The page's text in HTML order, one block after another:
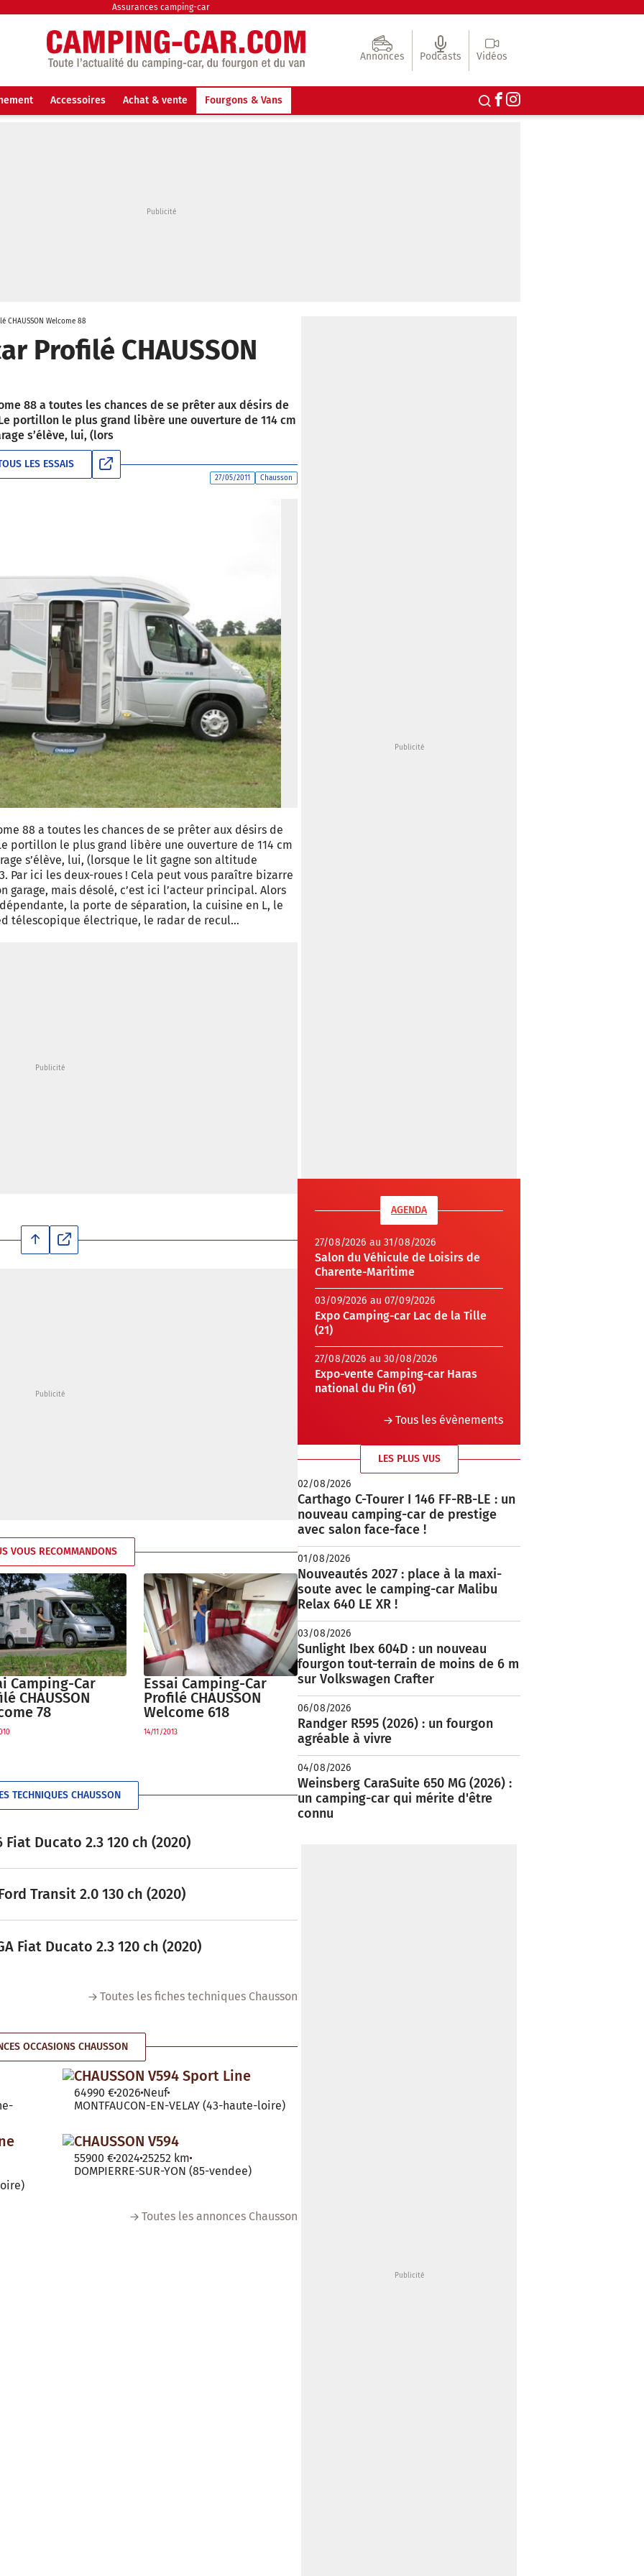
Assurances camping-car
Annonces Podcasts Vidéos
Accessoires Achat & vente Fourgons & Vans
CHAUSSON Welcome 88
Profilé CHAUSSON
88 a toutes les chances de se prêter aux désirs de
portillon le plus grand libère une ouverture de 114 cm
s’élève, lui, (lors
LES ESSAIS
27/05/2011 Chausson
88 a toutes les chances de se prêter aux désirs de
portillon le plus grand libère une ouverture de 114 cm
s’élève, lui, (lorsque le lit gagne son altitude
Par ici les deux-roues ! Cela peut vous paraître bizarre
mais désolé, c’est ici l’acteur principal. Alors
la porte de séparation, la cuisine en L, le
télescopique électrique, le radar de recul…
VOUS RECOMMANDONS
Camping-Car
CHAUSSON
78
Essai Camping-Car
Profilé CHAUSSON
Welcome 618
14/11/2013
TECHNIQUES CHAUSSON
Fiat Ducato 2.3 120 ch (2020)
Transit 2.0 130 ch (2020)
Fiat Ducato 2.3 120 ch (2020)
Toutes les fiches techniques Chausson
OCCASIONS CHAUSSON
CHAUSSON V594 Sport Line
64990 €2026 Neuf
MONTFAUCON-EN-VELAY (43-haute-loire)
CHAUSSON V594
55900 €2024 25252 km
DOMPIERRE-SUR-YON (85-vendee)
Toutes les annonces Chausson
AGENDA
27/08/2026 au 31/08/2026
Salon du Véhicule de Loisirs de
Charente-Maritime
03/09/2026 au 07/09/2026
Expo Camping-car Lac de la Tille
(21)
27/08/2026 au 30/08/2026
Expo-vente Camping-car Haras
national du Pin (61)
Tous les évènements
LES PLUS VUS
02/08/2026
Carthago C-Tourer I 146 FF-RB-LE : un
nouveau camping-car de prestige
avec salon face-face !
01/08/2026
Nouveautés 2027 : place à la maxi-
soute avec le camping-car Malibu
Relax 640 LE XR !
03/08/2026
Sunlight Ibex 604D : un nouveau
fourgon tout-terrain de moins de 6 m
sur Volkswagen Crafter
06/08/2026
Randger R595 (2026) : un fourgon
agréable à vivre
04/08/2026
Weinsberg CaraSuite 650 MG (2026) :
un camping-car qui mérite d'être
connu